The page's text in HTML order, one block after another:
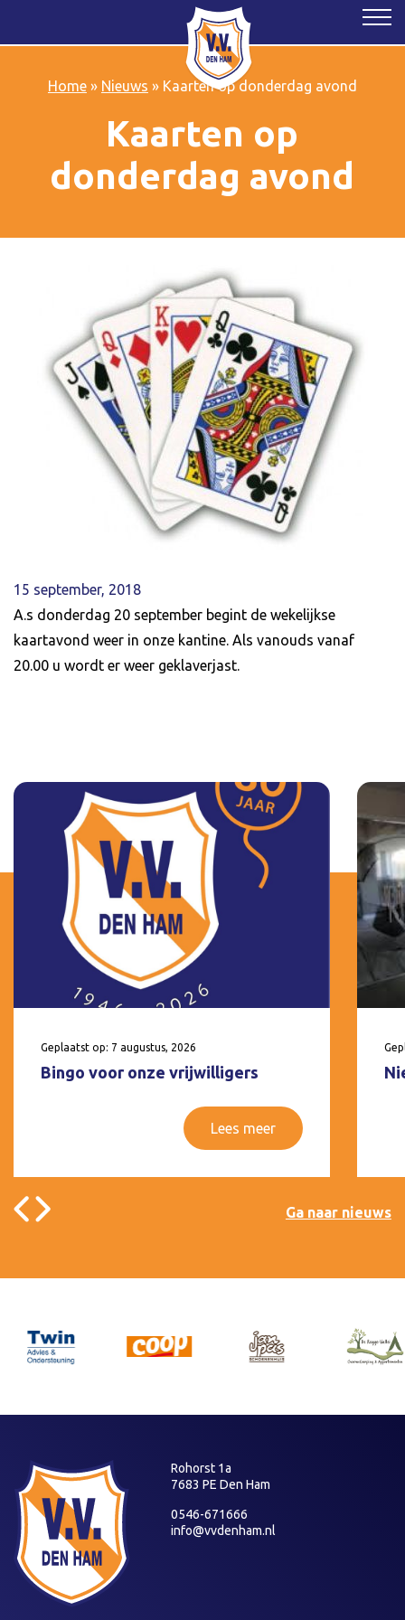
Home» Nieuws » Kaarten op donderdag avond
Kaarten op
donderdag avond
15 september, 2018
A.s donderdag 20 september begint de wekelijkse
kaartavond weer in onze kantine. Als vanouds vanaf
20.00 u wordt er weer geklaverjast.
Geplaatst op: 7 augustus, 2026
Bingo voor onze vrijwilligers
Lees meer
Ga naar nieuws
Rohorst 1a
7683 PE Den Ham
0546-671666
info@vvdenham.nl